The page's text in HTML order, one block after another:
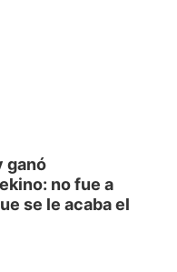
ganó
no fue a
se le acaba el